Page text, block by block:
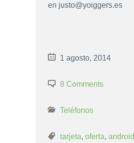
en justo@yoiggers.es
1 agosto, 2014
8 Comments
Teléfonos
tarjeta, oferta, android